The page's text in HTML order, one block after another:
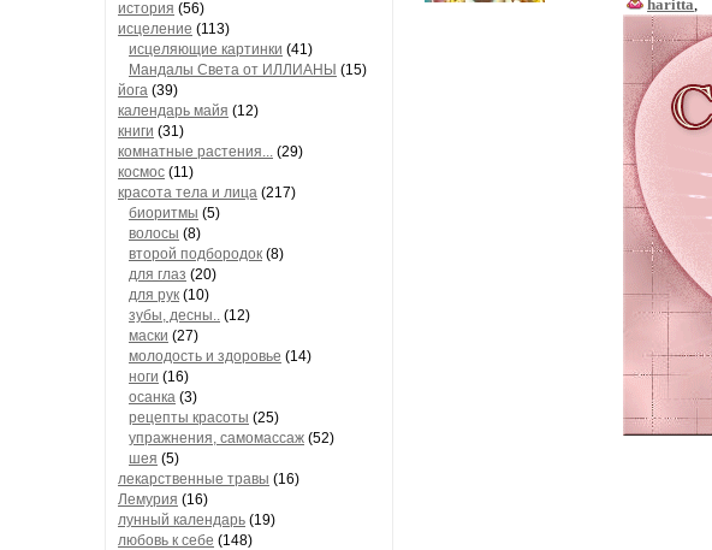
история (56)
исцеление (113)
исцеляющие картинки (41)
Мандалы Света от ИЛЛИАНЫ (15)
йога (39)
календарь майя (12)
книги (31)
комнатные растения... (29)
космос (11)
красота тела и лица (217)
биоритмы (5)
волосы (8)
второй подбородок (8)
для глаз (20)
для рук (10)
зубы, десны.. (12)
маски (27)
молодость и здоровье (14)
ноги (16)
осанка (3)
рецепты красоты (25)
упражнения, самомассаж (52)
шея (5)
лекарственные травы (16)
Лемурия (16)
лунный календарь (19)
любовь к себе (148)
haritta,